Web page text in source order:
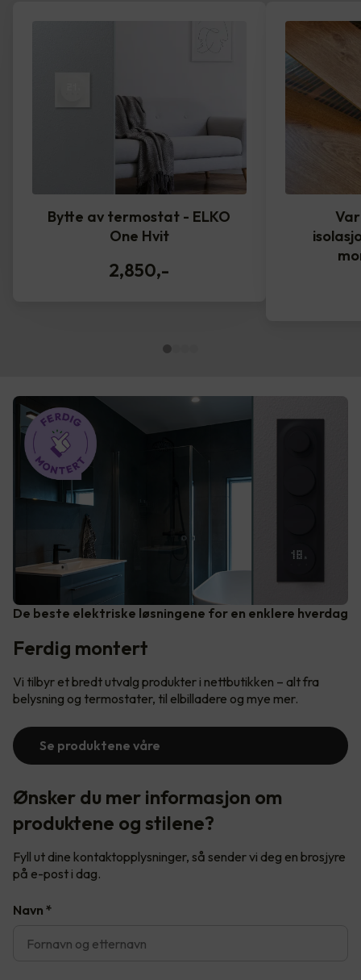
Bytte av termostat - ELKO
One Hvit
2,850,-
De beste elektriske løsningene for en enklere hverdag
Ferdig montert
Vi tilbyr et bredt utvalg produkter i nettbutikken – alt fra
belysning og termostater, til elbilladere og mye mer.
Se produktene våre
Ønsker du mer informasjon om
produktene og stilene?
Fyll ut dine kontaktopplysninger, så sender vi deg en brosjyre
på e-post i dag.
Navn *